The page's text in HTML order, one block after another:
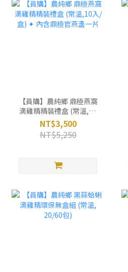
【員購】農純鄉 鼎極燕窩
滴雞精精裝禮盒 (常溫,10
入/盒) ✦ 內含鼎極官燕盞
一片
NT$3,500
NT$5,250